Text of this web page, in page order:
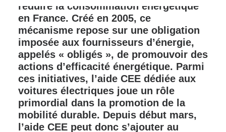
réduire la consommation énergétique
en France. Créé en 2005, ce
mécanisme repose sur une obligation
imposée aux fournisseurs d’énergie,
appelés « obligés », de promouvoir des
actions d’efficacité énergétique. Parmi
ces initiatives, l’aide CEE dédiée aux
voitures électriques joue un rôle
primordial dans la promotion de la
mobilité durable. Depuis début mars,
l’aide CEE peut donc s’ajouter au